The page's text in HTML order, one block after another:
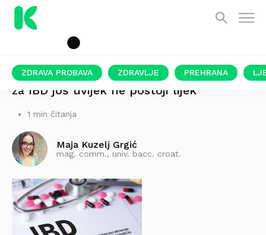
ZDRAVA PROBAVA ZDRAVLJE PREHRANA
za IBD još uvijek ne postoji lijek
1 min čitanja
Maja Kuzelj Grgić
mag. comm., univ. bacc. croat.